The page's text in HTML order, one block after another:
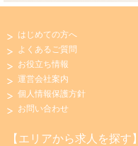
はじめての方へ
よくあるご質問
お役立ち情報
運営会社案内
個人情報保護方針
お問い合わせ
【エリアから求人を探す】